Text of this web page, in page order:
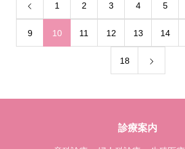
1 2 3 4 5
9 10 11 12 13 14
18
診療案内